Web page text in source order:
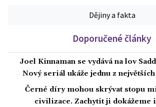
Dějiny a fakta
Doporučené články
Joel Kinnaman se vydává na lov
Nový seriál ukáže jednu z
Černé díry mohou skrývat stopu
civilizace. Zachytit ji dokážeme